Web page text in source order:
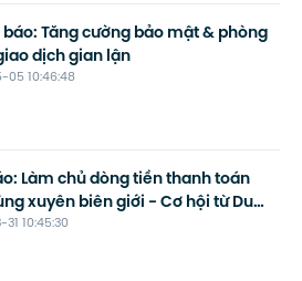
05 10:46:48
Tăng cường bảo mật & phòng
dịch gian lận
10:45:30
Làm chủ dòng tiền thanh toán
xuyên biên giới - Cơ hội từ Du
mại điện tử